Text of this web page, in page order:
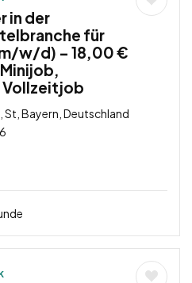
in der
für
w/d) – 18,00 €
St, Bayern, Deutschland